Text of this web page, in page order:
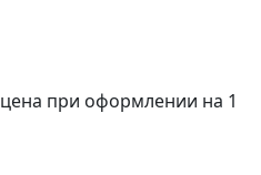
цена при оформлении на 1